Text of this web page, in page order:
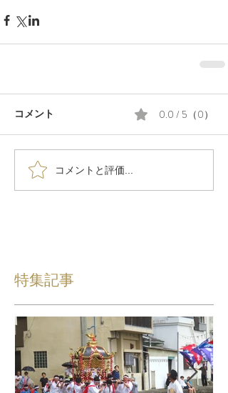
コメント 0.0 / 5（0）
コメントと評価...
特集記事